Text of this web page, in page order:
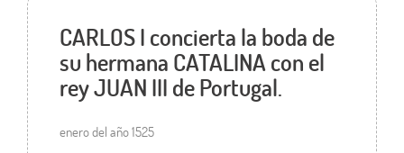
CARLOS I concierta la boda de
su hermana CATALINA con el
rey JUAN III de Portugal.
enero del año 1525